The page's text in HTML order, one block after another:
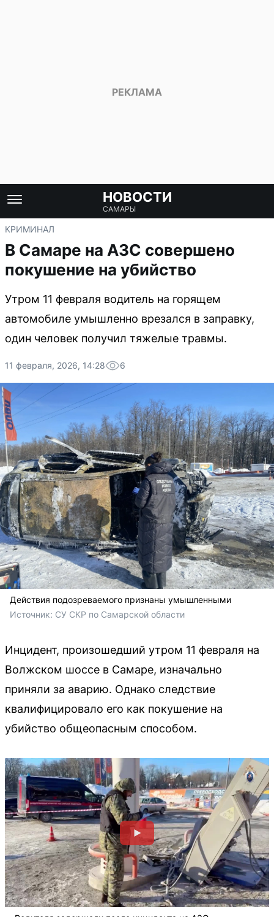
НОВОСТИ
САМАРЫ
КРИМИНАЛ
В Самаре на АЗС совершено
покушение на убийство
Утром 11 февраля водитель на горящем
автомобиле умышленно врезался в заправку,
один человек получил тяжелые травмы.
11 февраля, 2026, 14:28 6
Действия подозреваемого признаны умышленными
Источник: СУ СКР по Самарской области
Инцидент, произошедший утром 11 февраля на
Волжском шоссе в Самаре, изначально
приняли за аварию. Однако следствие
квалифицировало его как покушение на
убийство общеопасным способом.